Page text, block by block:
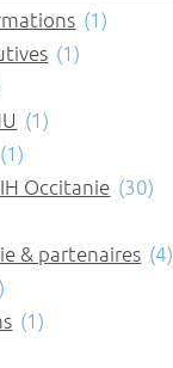
(1)
(1)
(1)
(1)
Occitanie (30)
& partenaires (4)
(1)